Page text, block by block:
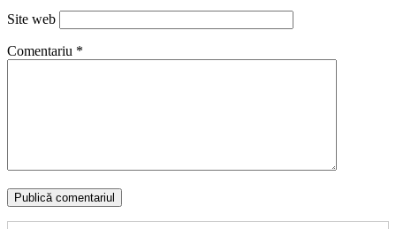
Site web
Comentariu *